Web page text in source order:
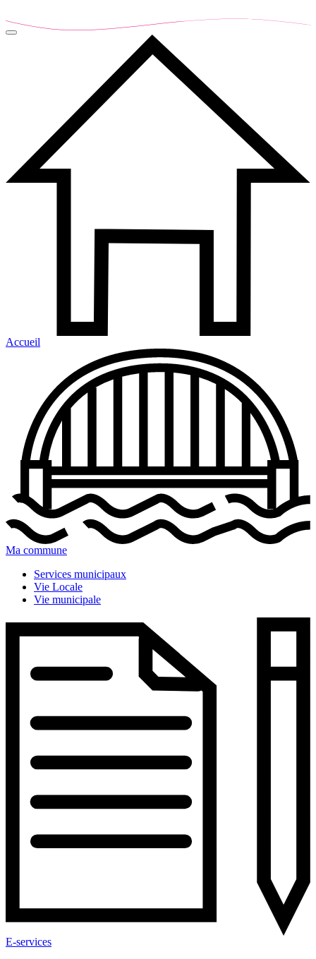
Accueil
Ma commune
Services municipaux
Vie Locale
Vie municipale
E-services